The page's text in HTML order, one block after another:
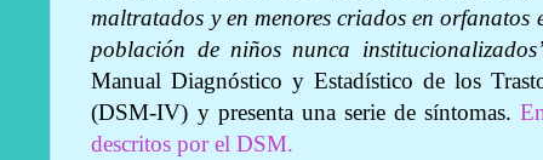
maltratados y en menores criados en orfanatos
población de niños nunca
Manual Diagnóstico y Estadístico de los
(DSM-IV) y presenta una serie de síntomas.
descritos por el DSM.